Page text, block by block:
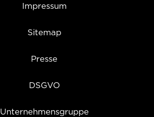
Impressum
Sitemap
Presse
DSGVO
Unternehmensgruppe